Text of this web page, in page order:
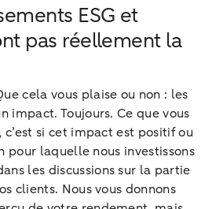
ESG et
pas réellement la
cela vous plaise ou non : les
impact. Toujours. Ce que vous
c’est si cet impact est positif ou
pour laquelle nous investissons
les discussions sur la partie
clients. Nous vous donnons